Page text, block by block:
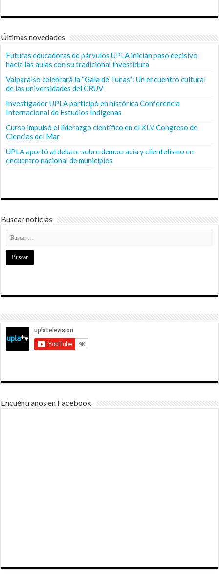
Últimas novedades
Futuras educadoras de párvulos UPLA inician paso decisivo
hacia las aulas con su tradicional investidura
Valparaíso celebrará la “Gala de Tunas”: Un encuentro cultural
de las universidades del CRUV
Investigador UPLA participó en histórica Conferencia
Internacional de Estudios Indígenas
Curso impulsó el liderazgo científico en el XLV Congreso de
Ciencias del Mar
UPLA aportó al debate sobre democracia y clientelismo en
encuentro nacional de municipios
Buscar noticias
Encuéntranos en Facebook